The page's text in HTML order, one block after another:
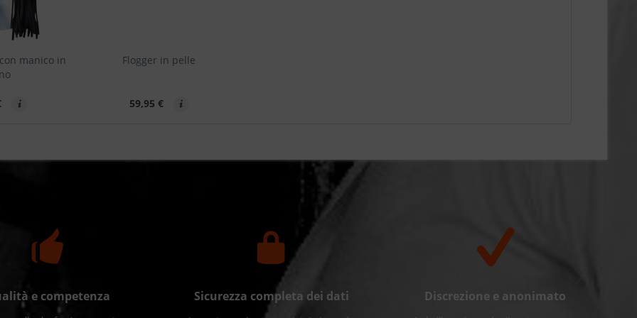
manico in
Flogger in pelle
59,95 €
e competenza Sicurezza completa dei dati Discrezione e anonimato